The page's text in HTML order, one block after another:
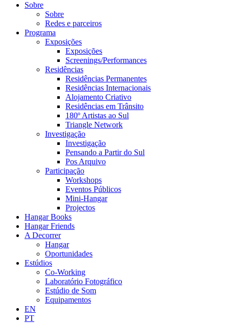
Sobre
Sobre
Redes e parceiros
Programa
Exposições
Exposições
Screenings/Performances
Residências
Residências Permanentes
Residências Internacionais
Alojamento Criativo
Residências em Trânsito
180º Artistas ao Sul
Triangle Network
Investigação
Investigação
Pensando a Partir do Sul
Pos Arquivo
Participação
Workshops
Eventos Públicos
Mini-Hangar
Projectos
Hangar Books
Hangar Friends
A Decorrer
Hangar
Oportunidades
Estúdios
Co-Working
Laboratório Fotográfico
Estúdio de Som
Equipamentos
EN
PT